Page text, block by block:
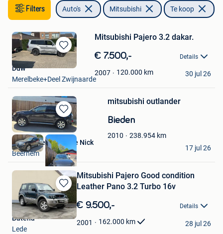
Filters Auto's Mitsubishi Te koop
Bewaren
in
Favorieten
Mitsubishi Pajero 3.2 dakar.
€ 7.500,- Details
2007 120.000 km
Ddw
Merelbeke+Deel Zwijnaarde
30 jul 26
Bewaren
in
Mijn
Favorieten
mitsubishi outlander
Bieden
2010 238.954 km
Garage Delafontaine Nick
Beernem
17 jul 26
Bewaren
in
Mijn
Favorieten
Mitsubishi Pajero Good condition
Leather Pano 3.2 Turbo 16v
€ 9.500,- Details
2001 162.000 km
Batena
Lede
28 jul 26